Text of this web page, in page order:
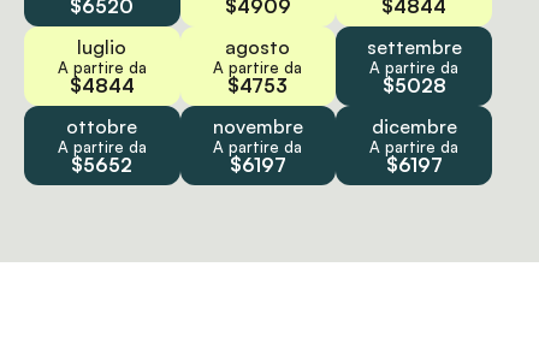
$6520 $4909
$4844
luglio
A partire da
$4844
agosto
A partire da
$4753
settembre
A partire da
$5028
ottobre
A partire da
$5652
novembre
A partire da
$6197
dicembre
A partire da
$6197